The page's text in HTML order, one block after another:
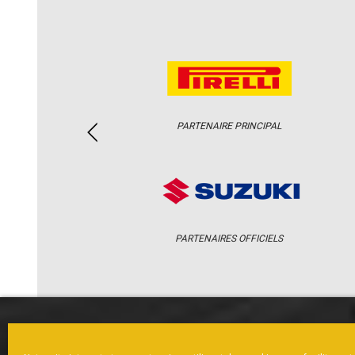
PARTENAIRE PRINCIPAL
PARTENAIRES OFFICIELS